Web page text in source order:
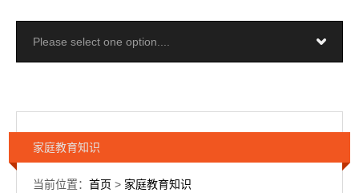
家庭教育知识
当前位置： 首页 > 家庭教育知识